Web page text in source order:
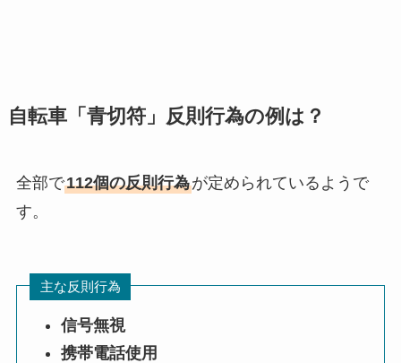
自転車「青切符」反則行為の例は？
全部で112個の反則行為が定められているようで
す。
主な反則行為
信号無視
携帯電話使用